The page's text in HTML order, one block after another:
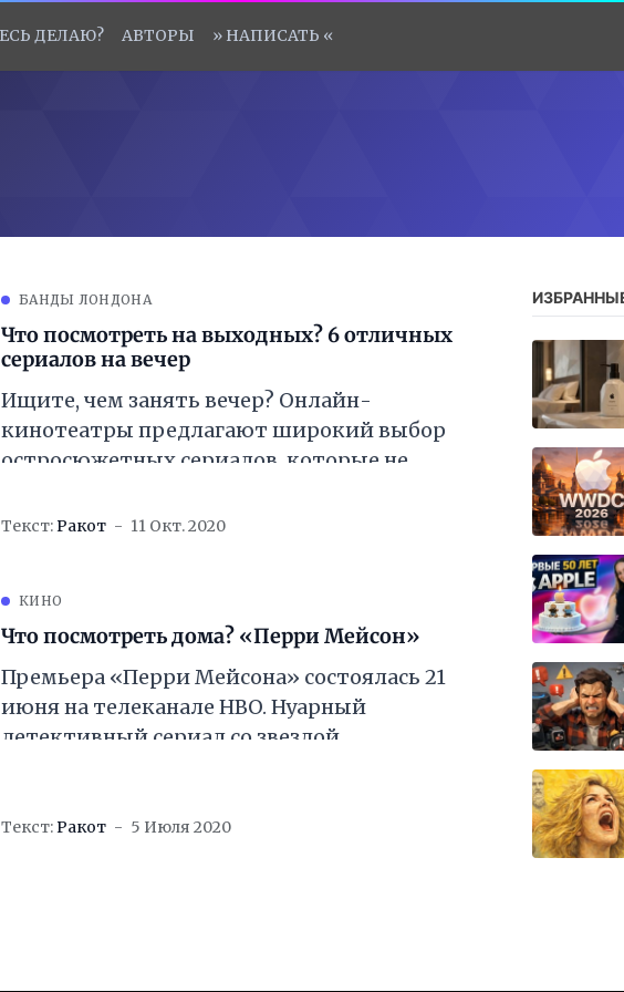
ДЕЛАЮ? АВТОРЫ » НАПИСАТЬ «
БАНДЫ ЛОНДОНА
Что посмотреть на выходных? 6 отличных
сериалов на вечер
Ищите, чем занять вечер? Онлайн-
кинотеатры предлагают широкий выбор
остросюжетных сериалов, которые не
искушённому зрителю. Читайте нашу
Текст:Ракот 11 Окт. 2020
КИНО
Что посмотреть дома? «Перри Мейсон»
Премьера «Перри Мейсона» состоялась 21
июня на телеканале HBO. Нуарный
детективный сериал со звездой
зрителей, заставив
Текст:Ракот 5 Июля 2020